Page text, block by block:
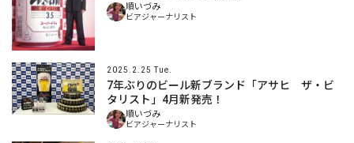
順いづみ
ビアジャーナリスト
2025.2.25 Tue.
7年ぶりのビール新ブランド「アサヒ ザ・ビ
タリスト」4月新発売！
順いづみ
ビアジャーナリスト